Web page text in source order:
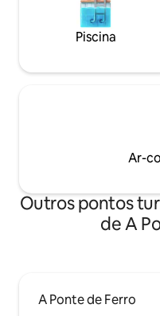
Piscina
Ar-
Outros pontos
de A
A Ponte de Ferro